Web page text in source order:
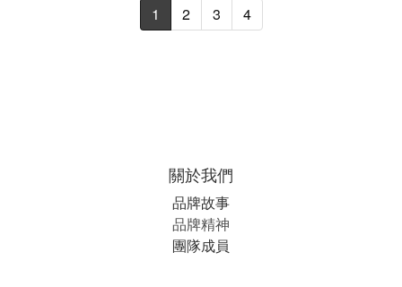
1 2 3 4
關於我們
品牌故事
品牌精神
團隊成員